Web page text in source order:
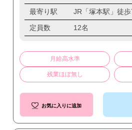
最寄り駅
JR「塚本駅」徒
定員数
12名
月給高水準
残業ほぼ無し
お気に入りに追加